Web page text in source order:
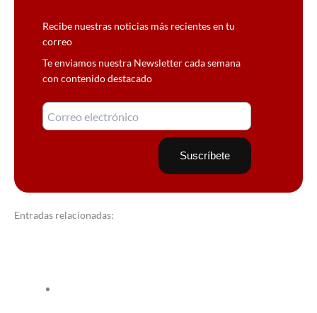
Recibe nuestras noticias más recientes en tu
correo
Te enviamos nuestra Newsletter cada semana
con contenido destacado
Entradas relacionadas: